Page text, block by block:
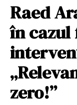
Raed
în
zero!”